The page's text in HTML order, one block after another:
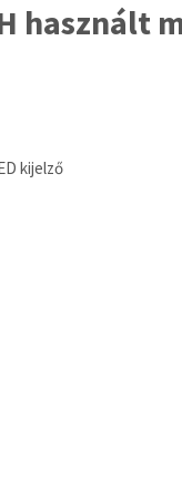
használt
kijelző